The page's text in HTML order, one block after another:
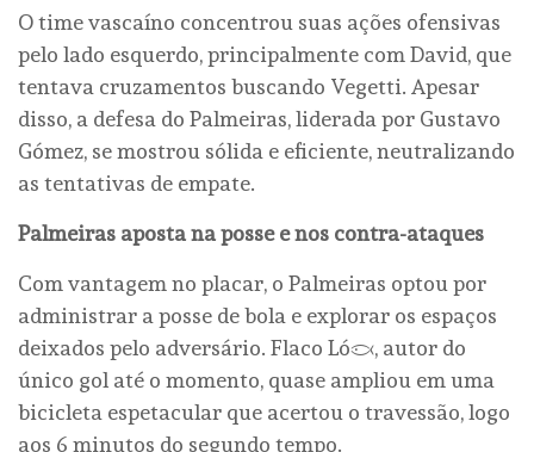
O time vascaíno concentrou suas ações ofensivas
pelo lado esquerdo, principalmente com David, que
tentava cruzamentos buscando Vegetti. Apesar
disso, a defesa do Palmeiras, liderada por Gustavo
Gómez, se mostrou sólida e eficiente, neutralizando
as tentativas de empate.
Palmeiras aposta na posse e nos contra-ataques
Com vantagem no placar, o Palmeiras optou por
administrar a posse de bola e explorar os espaços
deixados pelo adversário. Flaco López, autor do
único gol até o momento, quase ampliou em uma
bicicleta espetacular que acertou o travessão, logo
aos 6 minutos do segundo tempo.